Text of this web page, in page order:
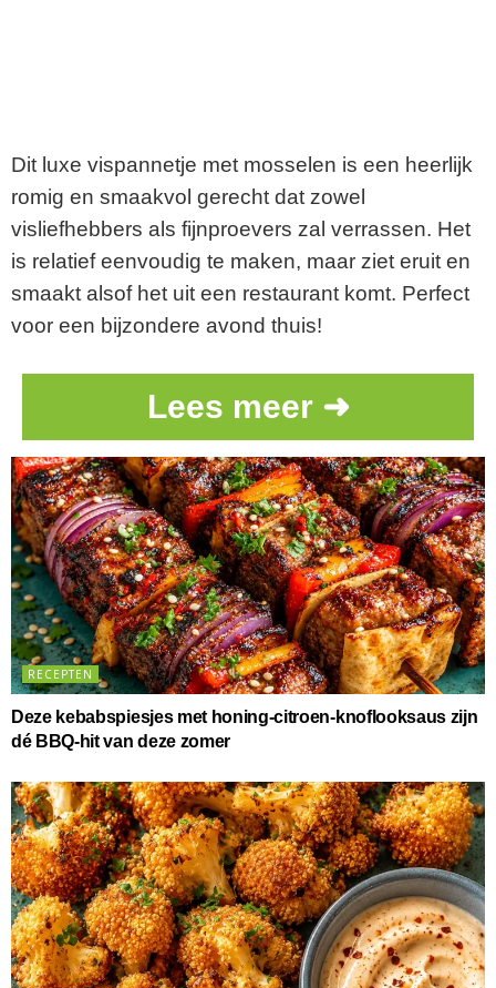
Dit luxe vispannetje met mosselen is een heerlijk
romig en smaakvol gerecht dat zowel
visliefhebbers als fijnproevers zal verrassen. Het
is relatief eenvoudig te maken, maar ziet eruit en
smaakt alsof het uit een restaurant komt. Perfect
voor een bijzondere avond thuis!
Lees meer ➜
RECEPTEN
Deze kebabspiesjes met honing-citroen-knoflooksaus zijn
dé BBQ-hit van deze zomer